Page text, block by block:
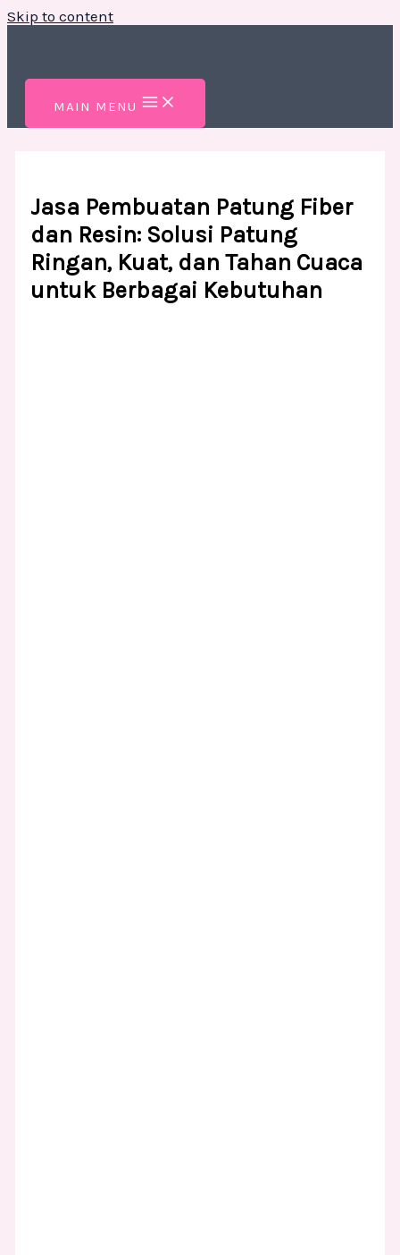
Skip to content
MAIN MENU
Jasa Pembuatan Patung Fiber
dan Resin: Solusi Patung
Ringan, Kuat, dan Tahan Cuaca
untuk Berbagai Kebutuhan